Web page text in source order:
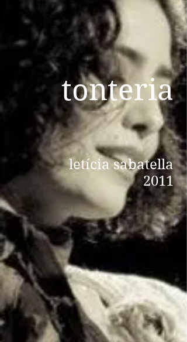
tonteria
letícia sabatella
2011